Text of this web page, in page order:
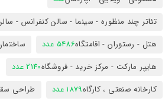
تئاتر چند منظوره - سینما - سالن کنفرانس -
هتل - رستوران - اقامتگاه5486 عدد
هایپر مارکت - مرکز خرید - فروشگاه2140 عدد
کارخانه صنعتی ، کارگاه1879 عدد طراحی